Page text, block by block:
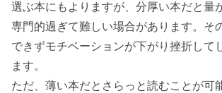
選ぶ本にもよりますが、分厚い本だと量
専門的過ぎて難しい場合があります。そ
できずモチベーションが下がり挫折して
ます。
ただ、薄い本だとさらっと読むことが可